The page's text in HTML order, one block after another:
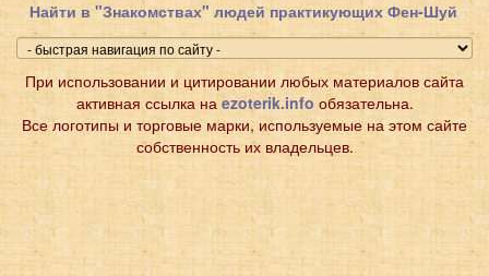
Найти в "Знакомствах" людей практикующих Фен-Шуй
При использовании и цитировании любых материалов сайта
активная ссылка на ezoterik.info обязательна.
Все логотипы и торговые марки, используемые на этом сайте
собственность их владельцев.